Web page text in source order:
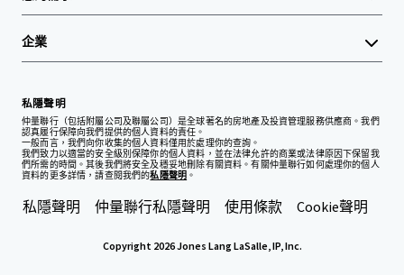
企業
私隱聲明
仲量聯行（包括附屬公司及聯屬公司）是全球著名的房地產及投資管理服務供應商。我們
認真履行保障向我們提供的個人資料的責任。
一般而言，我們向你收集的個人資料僅用於處理你的查詢。
我們致力以適當的安全級別保障你的個人資料，並在法律允許的商業或法律原因下保留我
們所需的時間。其後我們將安全及穩妥地刪除有關資料。有關仲量聯行如何處理你的個人
資料的更多詳情，請查閱我們的私隱聲明 。
私隱聲明 仲量聯行私隱聲明 使用條款 Cookie聲明
Copyright 2026 Jones Lang LaSalle, IP, Inc.